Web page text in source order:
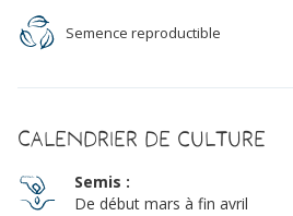
Semence reproductible
Calendrier de culture
Semis :
De début mars à fin avril